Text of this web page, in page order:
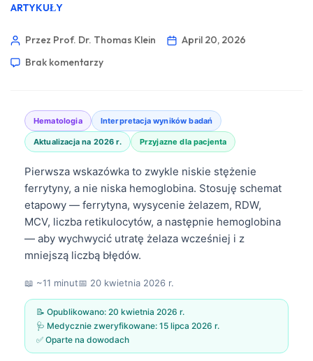
ARTYKUŁY
Przez Prof. Dr. Thomas Klein
April 20, 2026
Brak komentarzy
Hematologia Interpretacja wyników badań
Aktualizacja na 2026 r. Przyjazne dla pacjenta
Pierwsza wskazówka to zwykle niskie stężenie
ferrytyny, a nie niska hemoglobina. Stosuję schemat
etapowy — ferrytyna, wysycenie żelazem, RDW,
MCV, liczba retikulocytów, a następnie hemoglobina
— aby wychwycić utratę żelaza wcześniej i z
mniejszą liczbą błędów.
📖 ~11 minut📅 20 kwietnia 2026 r.
📝 Opublikowano: 20 kwietnia 2026 r.
🩺 Medycznie zweryfikowane: 15 lipca 2026 r.
✅ Oparte na dowodach